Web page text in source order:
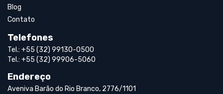
Blog
Contato
Telefones
Tel.: +55 (32) 99130-0500
Tel.: +55 (32) 99906-5060
Endereço
Aveniva Barão do Rio Branco, 2776/1101